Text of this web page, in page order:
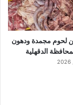
1.5 طن لحوم مجمدة ودهون
الدقهلية